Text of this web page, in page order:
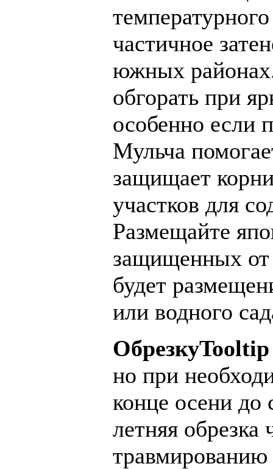
частичное
южных
обгорать при
особенно если
Мульча
защищает
участков для
Размещайте
защищенных
будет
или водного
Обрезку
но при
конце осени
летняя обрезка
травмированию